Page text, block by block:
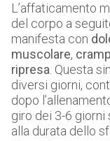
L’affaticamento
del corpo a
manifesta con
muscolare,
ripresa . Questa
diversi giorni,
dopo
giro dei 3-6 giorni
alla durata dello